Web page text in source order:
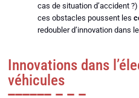
cas de situation d’accident
ces obstacles poussent les
redoubler d’innovation dans
Innovations dans
véhicules